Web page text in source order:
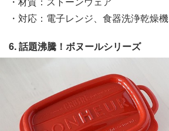
・対応：電子レンジ、食器洗浄乾燥機
6. 話題沸騰！ボヌールシリーズ